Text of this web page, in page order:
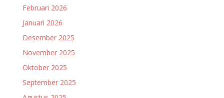
Februari 2026
Januari 2026
Desember 2025
November 2025
Oktober 2025
September 2025